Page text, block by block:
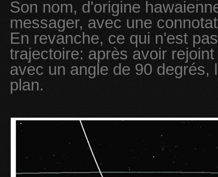
Son nom, d'origine
messager, avec une
En revanche, ce qui n'est
trajectoire: après avoir
avec un angle de 90 degrés,
plan.